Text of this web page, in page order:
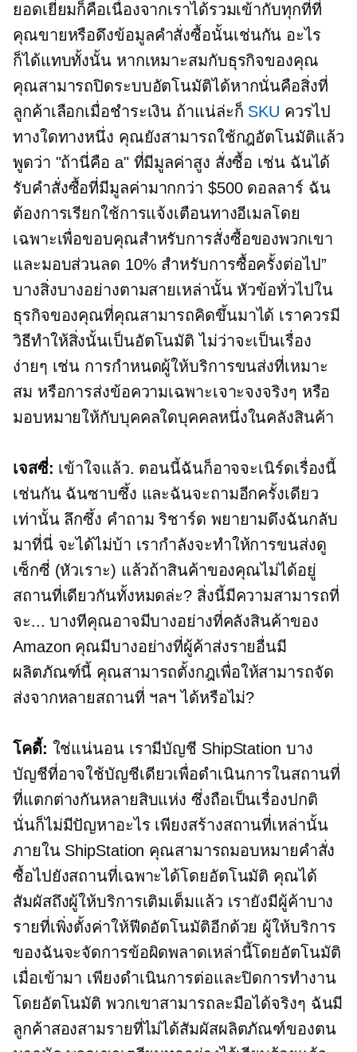
ยอดเยี่ยมก็คือเนื่องจากเราได้รวมเข้ากับทุกที่ที่
คุณขายหรือดึงข้อมูลคำสั่งซื้อนั้นเช่นกัน อะไร
ก็ได้แทบทั้งนั้น หากเหมาะสมกับธุรกิจของคุณ
คุณสามารถปิดระบบอัตโนมัติได้หากนั่นคือสิ่งที่
ลูกค้าเลือกเมื่อชำระเงิน ถ้าแน่ล่ะก็ SKU ควรไป
ทางใดทางหนึ่ง คุณยังสามารถใช้กฎอัตโนมัติแล้ว
พูดว่า "ถ้านี่คือ a" ที่มีมูลค่าสูง สั่งซื้อ เช่น ฉันได้
รับคำสั่งซื้อที่มีมูลค่ามากกว่า $500 ดอลลาร์ ฉัน
ต้องการเรียกใช้การแจ้งเตือนทางอีเมลโดย
เฉพาะเพื่อขอบคุณสำหรับการสั่งซื้อของพวกเขา
และมอบส่วนลด 10% สำหรับการซื้อครั้งต่อไป”
บางสิ่งบางอย่างตามสายเหล่านั้น หัวข้อทั่วไปใน
ธุรกิจของคุณที่คุณสามารถคิดขึ้นมาได้ เราควรมี
วิธีทำให้สิ่งนั้นเป็นอัตโนมัติ ไม่ว่าจะเป็นเรื่อง
ง่ายๆ เช่น การกำหนดผู้ให้บริการขนส่งที่เหมาะ
สม หรือการส่งข้อความเฉพาะเจาะจงจริงๆ หรือ
มอบหมายให้กับบุคคลใดบุคคลหนึ่งในคลังสินค้า
เจสซี่: เข้าใจแล้ว. ตอนนี้ฉันก็อาจจะเนิร์ดเรื่องนี้
เช่นกัน ฉันซาบซึ้ง และฉันจะถามอีกครั้งเดียว
เท่านั้น ลึกซึ้ง คำถาม ริชาร์ด พยายามดึงฉันกลับ
มาที่นี่ จะได้ไม่บ้า เรากำลังจะทำให้การขนส่งดู
เซ็กซี่ (หัวเราะ) แล้วถ้าสินค้าของคุณไม่ได้อยู่
สถานที่เดียวกันทั้งหมดล่ะ? สิ่งนี้มีความสามารถที่
จะ... บางทีคุณอาจมีบางอย่างที่คลังสินค้าของ
Amazon คุณมีบางอย่างที่ผู้ค้าส่งรายอื่นมี
ผลิตภัณฑ์นี้ คุณสามารถตั้งกฎเพื่อให้สามารถจัด
ส่งจากหลายสถานที่ ฯลฯ ได้หรือไม่?
โคดี้: ใช่แน่นอน เรามีบัญชี ShipStation บาง
บัญชีที่อาจใช้บัญชีเดียวเพื่อดำเนินการในสถานที่
ที่แตกต่างกันหลายสิบแห่ง ซึ่งถือเป็นเรื่องปกติ
นั่นก็ไม่มีปัญหาอะไร เพียงสร้างสถานที่เหล่านั้น
ภายใน ShipStation คุณสามารถมอบหมายคำสั่ง
ซื้อไปยังสถานที่เฉพาะได้โดยอัตโนมัติ คุณได้
สัมผัสถึงผู้ให้บริการเติมเต็มแล้ว เรายังมีผู้ค้าบาง
รายที่เพิ่งตั้งค่าให้ฟีดอัตโนมัติอีกด้วย ผู้ให้บริการ
ของฉันจะจัดการข้อผิดพลาดเหล่านี้โดยอัตโนมัติ
เมื่อเข้ามา เพียงดำเนินการต่อและปิดการทำงาน
โดยอัตโนมัติ พวกเขาสามารถละมือได้จริงๆ ฉันมี
ลูกค้าสองสามรายที่ไม่ได้สัมผัสผลิตภัณฑ์ของตน